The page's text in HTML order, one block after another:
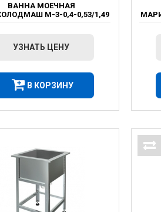
ВАННА МОЕЧНАЯ
М-3-0,4-0,53/1,49
УЗНАТЬ ЦЕНУ
В КОРЗИНУ